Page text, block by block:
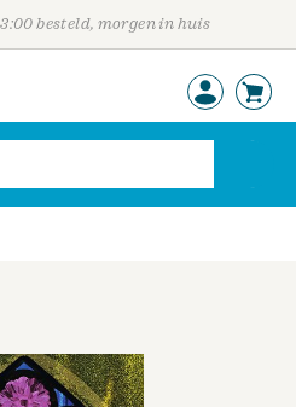
besteld, morgen in huis